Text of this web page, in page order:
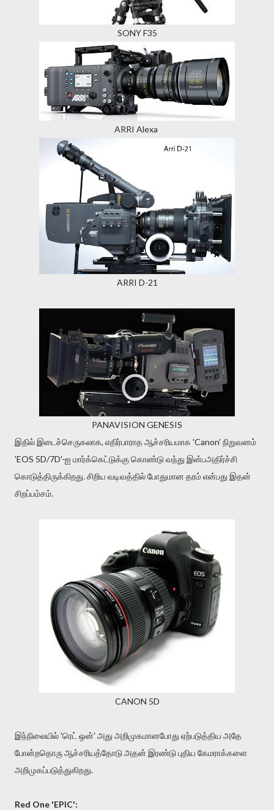
SONY F35
ARRI Alexa
ARRI D-21
PANAVISION GENESIS
இதில் இடைச்செருகலாக, எதிர்பாராத ஆச்சரியமாக 'Canon' நிறுவனம்
'EOS 5D/7D'-ஐ மார்க்கெட்டுக்கு கொண்டு வந்து இன்பஅதிர்ச்சி
கொடுத்திருக்கிறது. சிறிய வடிவத்தில் போதுமான தரம் என்பது இதன்
சிறப்பம்சம்.
CANON 5D
இந்நிலையில் 'ரெட் ஒன்' அது அறிமுகமானபோது ஏற்படுத்திய அதே
போன்றதொரு ஆச்சரியத்தோடு அதன் இரண்டு புதிய கேமராக்களை
அறிமுகப்படுத்துகிறது.
Red One 'EPIC':